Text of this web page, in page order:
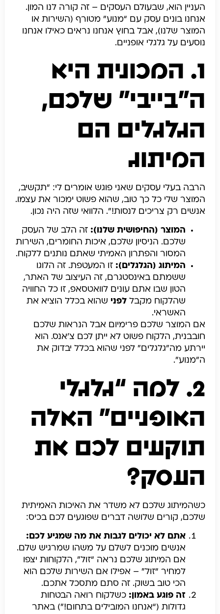
העניין הוא, שבעולם העסקים – זה קורה לנו המון.
אנחנו בונים עסק עם “מנוע” מטורף (השירות או
המוצר שלנו), אבל בחוץ אנחנו נראים כאילו אנחנו
נוסעים על גלגלי אופניים.
1. המכונית היא
ה”בייבי” שלכם,
הגלגלים הם
המיתוג
הרבה בעלי עסקים שאני פוגש אומרים לי: “תקשיב,
המוצר שלי כל כך טוב, שהוא פשוט ימכור את עצמו.
אנשים רק צריכים לנסות!”. הלוואי שזה היה נכון.
המוצר (החיפושית שלנו): זה הלב של העסק
שלכם. הניסיון שלכם, איכות החומרים, השירות
המסור והפתרון האמיתי שאתם נותנים ללקוח.
המיתוג (הגלגלים): זו המעטפת. זה הלוגו
ששמתם באינסטגרם, זה העיצוב של האתר,
הטון שבו אתם עונים לוואטסאפ, זו כל החוויה
שהלקוח מקבל לפני שהוא בכלל הוציא את
האשראי.
אם המוצר שלכם פרימיום אבל הנראות שלכם
חובבנית, הלקוח פשוט לא ייתן לכם צ’אנס. הוא
יירתע מה”גלגלים” לפני שהוא בכלל יבדוק את
ה”מנוע”.
2. למה “גלגלי
האופניים” האלה
תוקעים לכם את
העסק?
כשהמיתוג שלכם לא משדר את האיכות האמיתית
שלכם, קורים שלושה דברים שפוגעים לכם בכיס:
אתם לא יכולים לגבות את מה שמגיע לכם:
אנשים מוכנים לשלם על משהו שמרגיש שלם.
אם המיתוג שלכם נראה “זול”, הלקוחות יצפו
למחיר “זול” – אפילו אם השירות שלכם הוא
הכי טוב בשוק. זה סתם מתסכל אתכם.
זה פוגע באמון: כשלקוח רואה הבטחות
גדולות (“אנחנו המובילים בתחום!”) באתר